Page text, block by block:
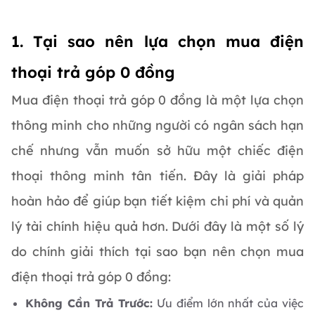
1. Tại sao nên lựa chọn mua điện
thoại trả góp 0 đồng
Mua điện thoại trả góp 0 đồng là một lựa chọn
thông minh cho những người có ngân sách hạn
chế nhưng vẫn muốn sở hữu một chiếc điện
thoại thông minh tân tiến. Đây là giải pháp
hoàn hảo để giúp bạn tiết kiệm chi phí và quản
lý tài chính hiệu quả hơn. Dưới đây là một số lý
do chính giải thích tại sao bạn nên chọn mua
điện thoại trả góp 0 đồng:
Không Cần Trả Trước: Ưu điểm lớn nhất của việc